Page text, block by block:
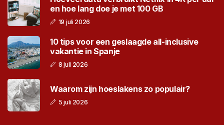
en hoe lang doe je met 100 GB
19 juli 2026
10 tips voor een geslaagde all-inclusive
vakantie in Spanje
8 juli 2026
Waarom zijn hoeslakens zo populair?
5 juli 2026